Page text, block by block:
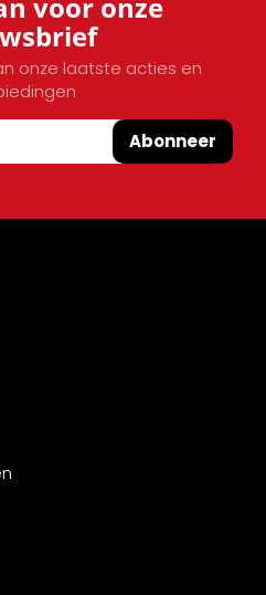
onze laatste acties en
Abonneer